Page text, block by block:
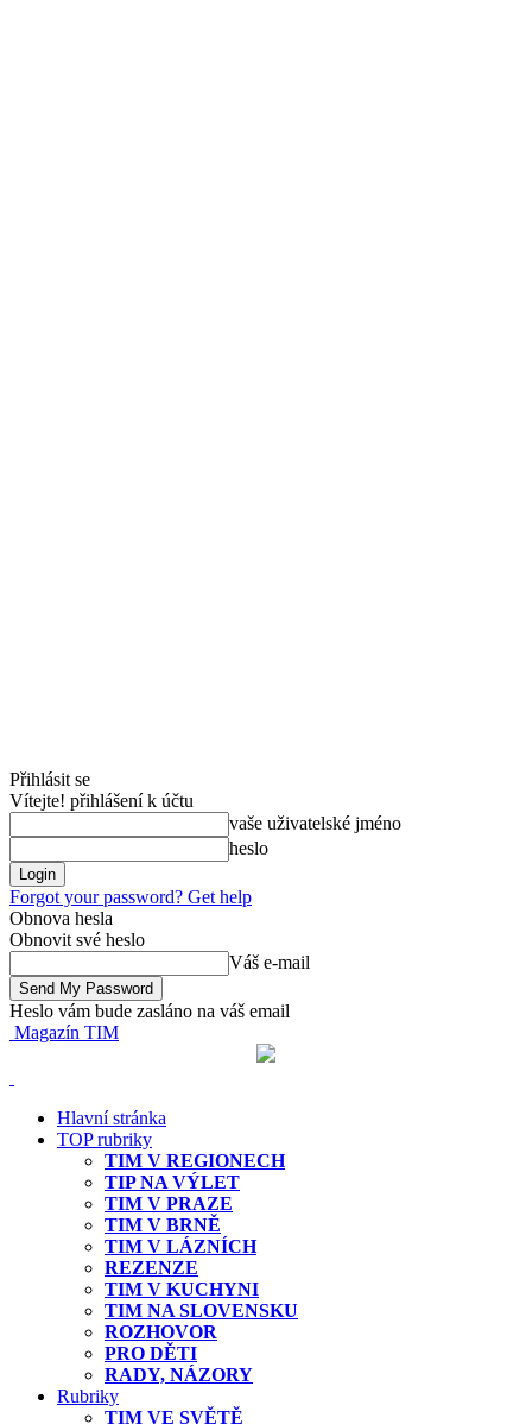
Přihlásit se
Vítejte! přihlášení k účtu
vaše uživatelské jméno
heslo
Forgot your password? Get help
Obnova hesla
Obnovit své heslo
Váš e-mail
Heslo vám bude zasláno na váš email
Magazín TIM
Hlavní stránka
TOP rubriky
TIM V REGIONECH
TIP NA VÝLET
TIM V PRAZE
TIM V BRNĚ
TIM V LÁZNÍCH
REZENZE
TIM V KUCHYNI
TIM NA SLOVENSKU
ROZHOVOR
PRO DĚTI
RADY, NÁZORY
Rubriky
TIM VE SVĚTĚ